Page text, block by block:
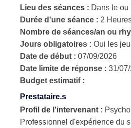
Lieu des séances : Dans le
Durée d'une séance : 2
Nombre de séances/an ou
Jours obligatoires : Oui les
Date de début : 07/09/2026
Date limite de réponse : 31/
Budget estimatif :
Prestataire.s
Profil de l'intervenant :
Professionnel d'expérience du